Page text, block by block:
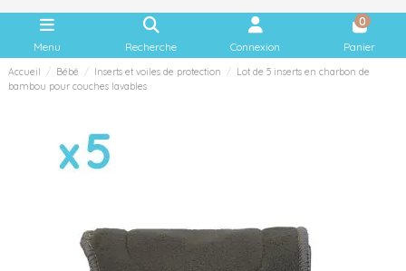
Menu Recherche Connexion
0
Panier
Accueil Bébé Inserts et voiles de protection
Lot de 5 inserts en charbon de
bambou pour couches lavables